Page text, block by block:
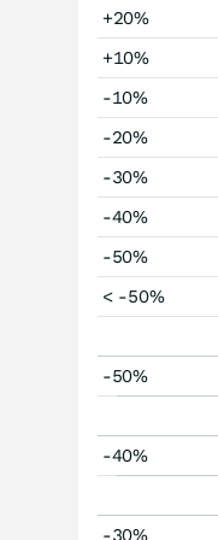
+20%
+10%
-10%
-20%
-30%
-40%
-50%
< -50%
-50%
-40%
-30%